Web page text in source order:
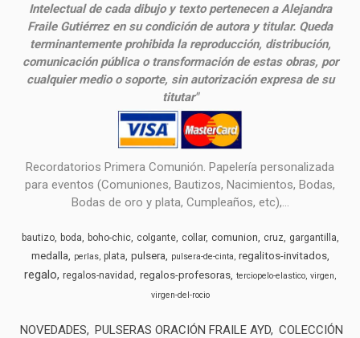
Intelectual de cada dibujo y texto pertenecen a Alejandra
Fraile Gutiérrez en su condición de autora y titular. Queda
terminantemente prohibida la reproducción, distribución,
comunicación pública o transformación de estas obras, por
cualquier medio o soporte, sin autorización expresa de su
titutar"
Recordatorios Primera Comunión. Papelería personalizada
para eventos (Comuniones, Bautizos, Nacimientos, Bodas,
Bodas de oro y plata, Cumpleaños, etc),...
bautizo boda boho-chic colgante collar comunion cruz gargantilla
medalla perlas plata pulsera pulsera-de-cinta regalitos-invitados
regalo regalos-navidad regalos-profesoras terciopelo-elastico virgen
virgen-del-rocio
NOVEDADES PULSERAS ORACIÓN FRAILE AYD COLECCIÓN